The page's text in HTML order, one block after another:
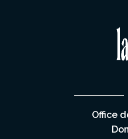
Office